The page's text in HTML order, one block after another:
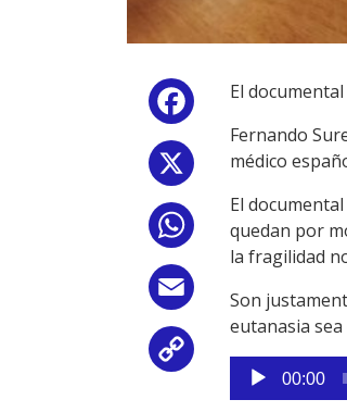
Facebook
WhatsApp
Email
Copy
Link
El
Fernando
médico
El
quedan por
la fragilidad
Son
eutanasia
Reproductor
de
00:00